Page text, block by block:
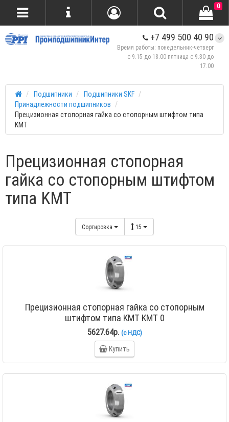
+7 499 500 40 90
Время работы: понедельник-четверг
с 9.15 до 18.00 пятница с 9.30 до
17.00
0
Подшипники
Подшипники SKF
Принадлежности подшипников
Прецизионная стопорная гайка со стопорным штифтом типа
KMT
Прецизионная стопорная
гайка со стопорным штифтом
типа KMT
Сортировка 15
Прецизионная стопорная гайка со стопорным
штифтом типа KMT KMT 0
5627.64р. (с НДС)
Купить